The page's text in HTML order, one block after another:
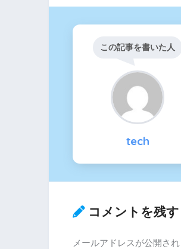
この記事を書いた人
tech
コメントを残す
メールアドレスが公開さ